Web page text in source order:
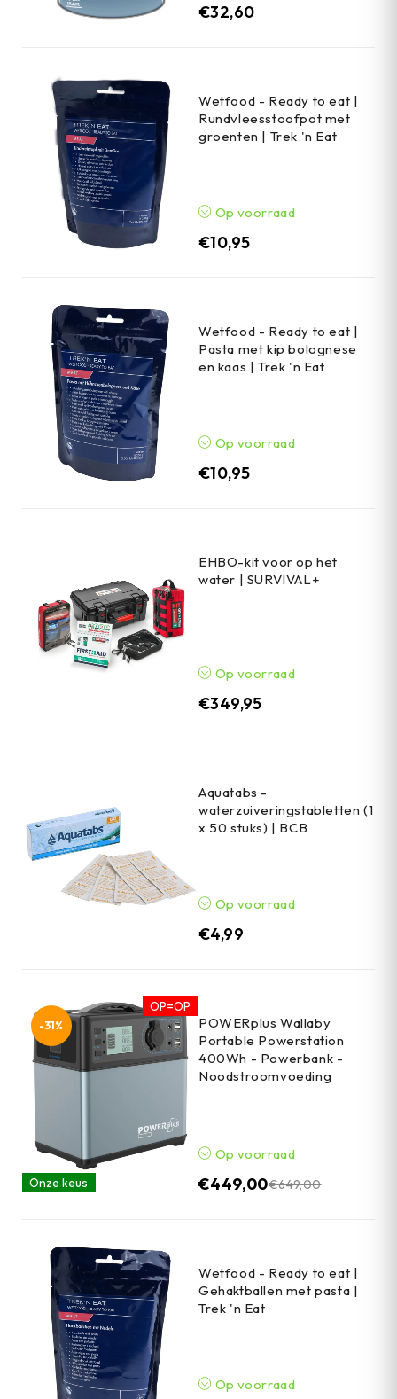
€32,60
Wetfood - Ready to eat |
Rundvleesstoofpot met
groenten | Trek 'n Eat
Op voorraad
€10,95
Wetfood - Ready to eat |
Pasta met kip bolognese
en kaas | Trek 'n Eat
Op voorraad
€10,95
EHBO-kit voor op het
water | SURVIVAL+
Op voorraad
€349,95
Aquatabs -
waterzuiveringstabletten (1
x 50 stuks) | BCB
Op voorraad
€4,99
OP=OP
Onze keus
-31%
POWERplus Wallaby
Portable Powerstation
400Wh - Powerbank -
Noodstroomvoeding
Op voorraad
€649,00
€449,00
Wetfood - Ready to eat |
Gehaktballen met pasta |
Trek 'n Eat
Op voorraad